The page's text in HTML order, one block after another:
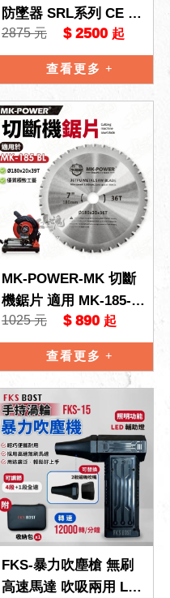
防墜器 SRL系列 CE E
N360 捲吊 溜溜球 防墜
器 織帶防墜器
2875 元 $ 2500 起
查看更多
MK-POWER-MK 切斷
機鋸片 適用 MK-185-B
L 高速切斷機 金屬切割
機 鋸片 配件
1025 元 $ 890 起
查看更多
FKS-暴力吹塵槍 無刷
高速馬達 吹吸兩用 LE